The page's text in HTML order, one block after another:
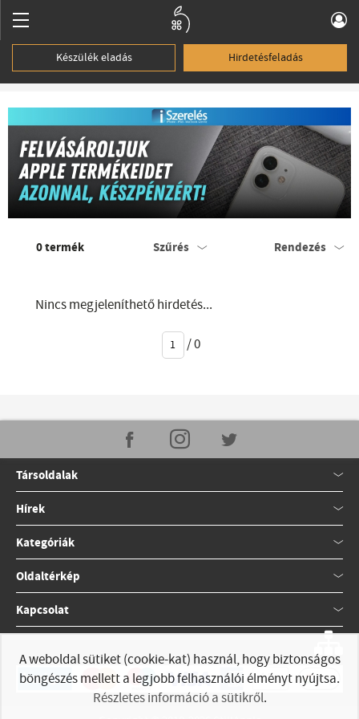
Készülék eladás Hirdetésfeladás
0termék Szűrés Rendezés
Nincs megjeleníthető hirdetés...
/0
Társoldalak
Hírek
Kategóriák
Oldaltérkép
Kapcsolat
A weboldal sütiket (cookie-kat) használ, hogy biztonságos
böngészés mellett a legjobb felhasználói élményt nyújtsa.
Részletes információ a sütikről.